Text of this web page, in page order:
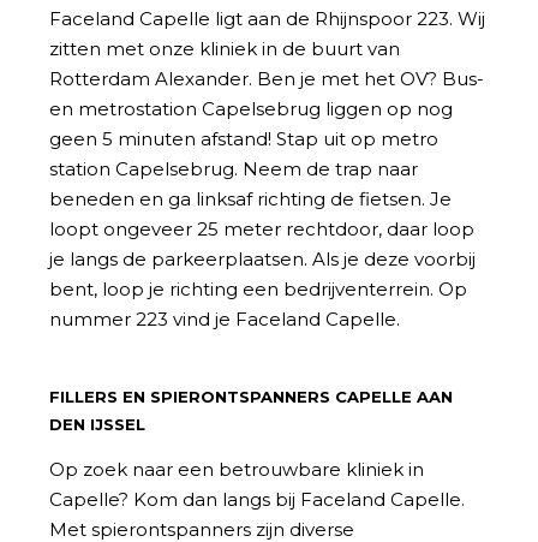
Faceland Capelle ligt aan de Rhijnspoor 223. Wij
zitten met onze kliniek in de buurt van
Rotterdam Alexander. Ben je met het OV? Bus-
en metrostation Capelsebrug liggen op nog
geen 5 minuten afstand! Stap uit op metro
station Capelsebrug. Neem de trap naar
beneden en ga linksaf richting de fietsen. Je
loopt ongeveer 25 meter rechtdoor, daar loop
je langs de parkeerplaatsen. Als je deze voorbij
bent, loop je richting een bedrijventerrein. Op
nummer 223 vind je Faceland Capelle.
FILLERS EN SPIERONTSPANNERS CAPELLE AAN
DEN IJSSEL
Op zoek naar een betrouwbare kliniek in
Capelle? Kom dan langs bij Faceland Capelle.
Met spierontspanners zijn diverse